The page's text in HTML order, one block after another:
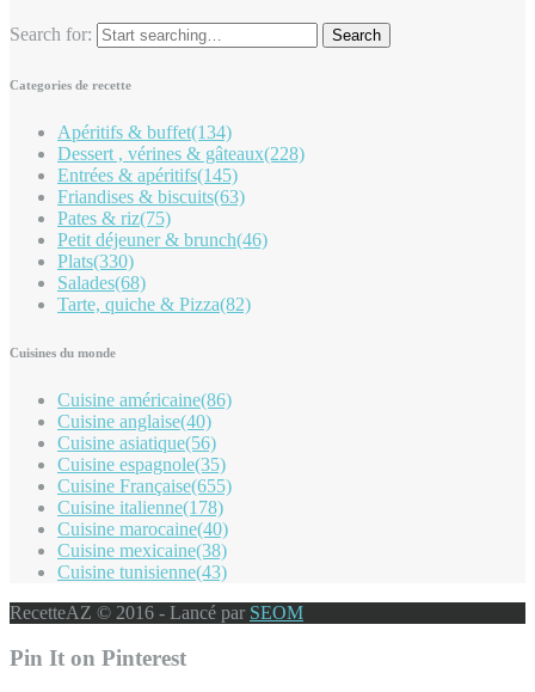
Search for:
Categories de recette
Apéritifs & buffet(134)
Dessert , vérines & gâteaux(228)
Entrées & apéritifs(145)
Friandises & biscuits(63)
Pates & riz(75)
Petit déjeuner & brunch(46)
Plats(330)
Salades(68)
Tarte, quiche & Pizza(82)
Cuisines du monde
Cuisine américaine(86)
Cuisine anglaise(40)
Cuisine asiatique(56)
Cuisine espagnole(35)
Cuisine Française(655)
Cuisine italienne(178)
Cuisine marocaine(40)
Cuisine mexicaine(38)
Cuisine tunisienne(43)
RecetteAZ © 2016 - Lancé par SEOM
Pin It on Pinterest